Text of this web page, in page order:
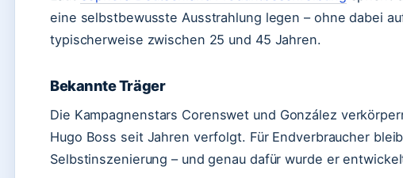
eine selbstbewusste Ausstrahlung legen – ohne dabei
typischerweise zwischen 25 und 45 Jahren.
Bekannte Träger
Die Kampagnenstars Corenswet und González
Hugo Boss seit Jahren verfolgt. Für Endverbraucher
Selbstinszenierung – und genau dafür wurde er